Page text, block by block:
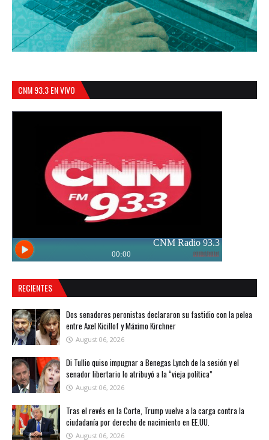
CNM 93.3 EN VIVO
RECIENTES
Dos senadores peronistas declararon su fastidio con la pelea
entre Axel Kicillof y Máximo Kirchner
August 06, 2026
Di Tullio quiso impugnar a Benegas Lynch de la sesión y el
senador libertario lo atribuyó a la “vieja política”
August 06, 2026
Tras el revés en la Corte, Trump vuelve a la carga contra la
ciudadanía por derecho de nacimiento en EE.UU.
August 06, 2026